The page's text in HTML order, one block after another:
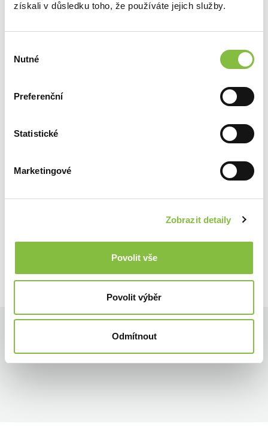
získali v důsledku toho, že používáte jejich služby.
souhlasu
Nutné
Preferenční
Statistické
Marketingové
Zobrazit detaily
Povolit vše
Povolit výběr
Odmítnout